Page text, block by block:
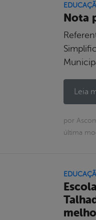
Nota
Leia
por
última